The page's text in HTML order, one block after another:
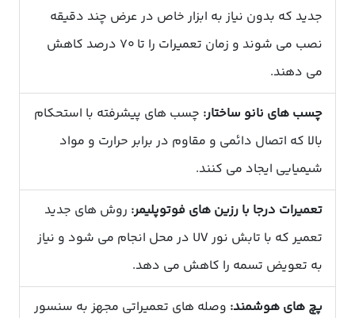
جدید که بدون نیاز به ابزار خاص در عرض چند دقیقه
نصب می شوند و زمان تعمیرات را تا 70 درصد کاهش
می دهند.
چسب های نانو ساختار: چسب های پیشرفته با استحکام
بالا که اتصال دائمی و مقاوم در برابر حرارت و مواد
شیمیایی ایجاد می کنند.
تعمیرات درجا با رزین های فوتوپلیمر: روش های جدید
تعمیر که با تابش نور UV در محل انجام می شود و نیاز
به تعویض تسمه را کاهش می دهد.
پچ های هوشمند: وصله های تعمیراتی مجهز به سنسور